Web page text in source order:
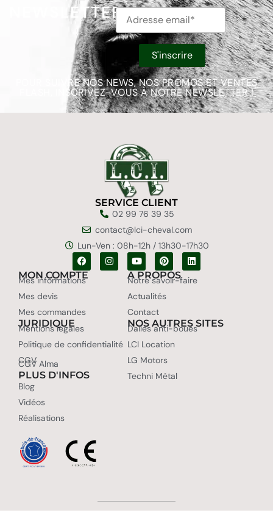
NEWSLETTER
POUR SUIVRE NOS NEWS, NOS PROMOS ET VENTES
FLASH, INSCRIVEZ-VOUS À NOTRE NEWSLETTER !
SERVICE CLIENT
02 99 76 39 35
contact@lci-cheval.com
Lun-Ven : 08h-12h / 13h30-17h30
MON COMPTE
Mes informations
Mes devis
Mes commandes
JURIDIQUE
Mentions légales
Politique de confidentialité
CGV
CGV Alma
A PROPOS
Notre savoir-faire
Actualités
Contact
NOS AUTRES SITES
Dalles anti-boues
LCI Location
LG Motors
Techni Métal
PLUS D'INFOS
Blog
Vidéos
Réalisations